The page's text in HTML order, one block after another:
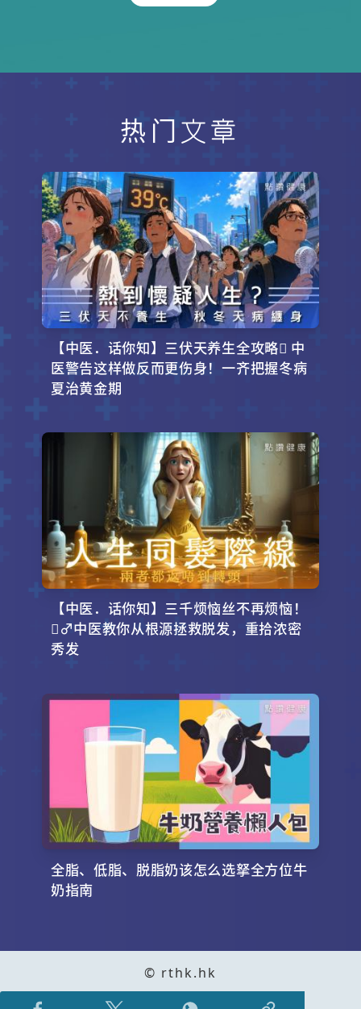
热门文章
【中医．话你知】三伏天养生全攻略 中
医警告这样做反而更伤身！一齐把握冬病
夏治黄金期
【中医．话你知】三千烦恼丝不再烦恼！
‍♂️中医教你从根源拯救脱发，重拾浓密
秀发
全脂、低脂、脱脂奶该怎么选拏全方位牛
奶指南
© rthk.hk